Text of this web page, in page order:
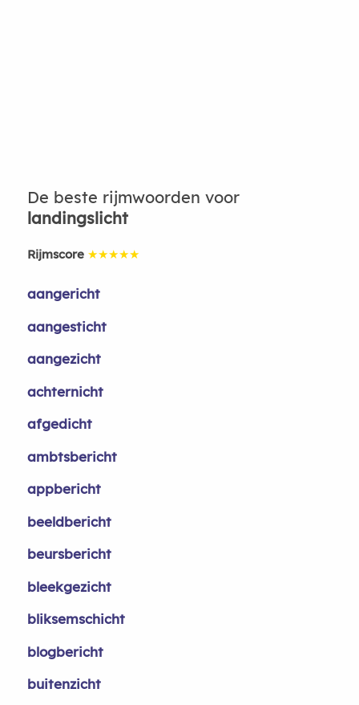
De beste rijmwoorden voor
landingslicht
Rijmscore ★★★★★
aangericht
aangesticht
aangezicht
achternicht
afgedicht
ambtsbericht
appbericht
beeldbericht
beursbericht
bleekgezicht
bliksemschicht
blogbericht
buitenzicht